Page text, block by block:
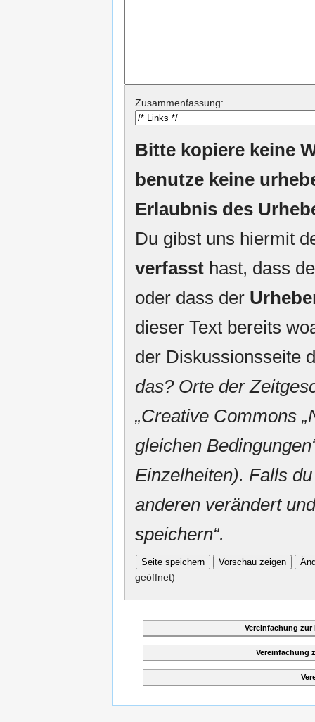
Zusammenfassung:
Bitte kopiere keine
benutze keine
Erlaubnis des
Du gibst uns hiermit
verfasst hast, dass
oder dass der
dieser Text bereits
der Diskussionsseite
das? Orte der
„Creative Commons
gleichen
Einzelheiten). Falls
anderen verändert
speichern“.
geöffnet)
Vereinfachung
Vereinfachung